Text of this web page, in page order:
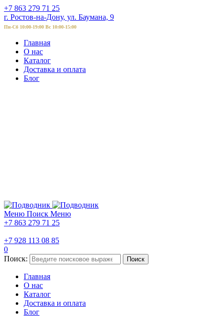
+7 863 279 71 25
г. Ростов-на-Дону, ул. Баумана, 9
Пн-Сб 10:00-19:00 Вс 10:00-15:00
Главная
О нас
Каталог
Доставка и оплата
Блог
Меню Поиск Меню
+7 863 279 71 25
+7 928 113 08 85
0
Поиск:
Поиск
Главная
О нас
Каталог
Доставка и оплата
Блог